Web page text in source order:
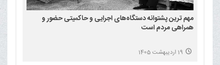
مهم ترین پشتوانه دستگاه‌های اجرایی و حاکمیتی حضور و
همراهی مردم است
19 اردیبهشت 1405